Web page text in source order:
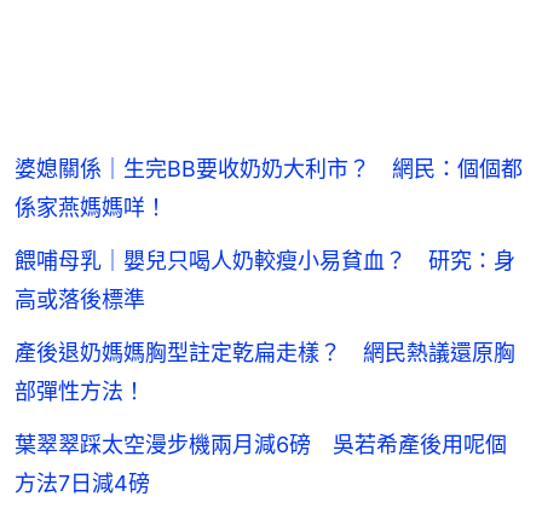
婆媳關係｜生完BB要收奶奶大利市？ 網民：個個都
係家燕媽媽咩！
餵哺母乳｜嬰兒只喝人奶較瘦小易貧血？ 研究：身
高或落後標準
產後退奶媽媽胸型註定乾扁走樣？ 網民熱議還原胸
部彈性方法！
葉翠翠踩太空漫步機兩月減6磅 吳若希產後用呢個
方法7日減4磅